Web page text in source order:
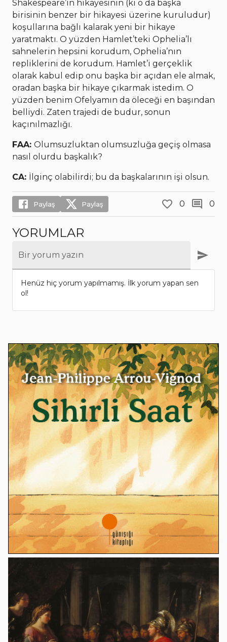
Shakespeare’in hikayesinin (ki o da başka
birisinin benzer bir hikayesi üzerine kuruludur)
koşullarına bağlı kalarak yeni bir hikaye
yaratmaktı. O yüzden Hamlet’teki Ophelia’lı
sahnelerin hepsini korudum, Ophelia’nın
repliklerini de korudum. Hamlet’i gerçeklik
olarak kabul edip onu başka bir açıdan ele almak,
oradan başka bir hikaye çıkarmak istedim. O
yüzden benim Ofelyamın da öleceği en başından
belliydi. Zaten trajedi de budur, sonun
kaçınılmazlığı.
FAA: Olumsuzluktan olumsuzluğa geçiş olmasa
nasıl olurdu başkalık?
CA: İlginç olabilirdi; bu da başkalarının işi olsun.
Paylaş Paylaş 0 0
YORUMLAR
Bir yorum yazın
Henüz hiç yorum yapılmamış. İlk yorum yapan sen
ol!